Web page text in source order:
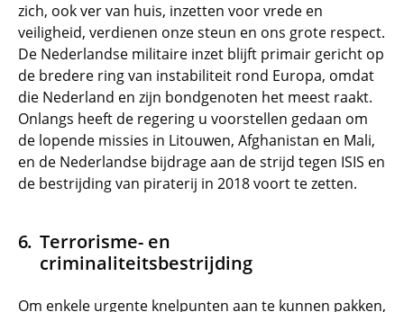
zich, ook ver van huis, inzetten voor vrede en
veiligheid, verdienen onze steun en ons grote respect.
De Nederlandse militaire inzet blijft primair gericht op
de bredere ring van instabiliteit rond Europa, omdat
die Nederland en zijn bondgenoten het meest raakt.
Onlangs heeft de regering u voorstellen gedaan om
de lopende missies in Litouwen, Afghanistan en Mali,
en de Nederlandse bijdrage aan de strijd tegen ISIS en
de bestrijding van piraterij in 2018 voort te zetten.
Terrorisme- en
criminaliteitsbestrijding
Om enkele urgente knelpunten aan te kunnen pakken,